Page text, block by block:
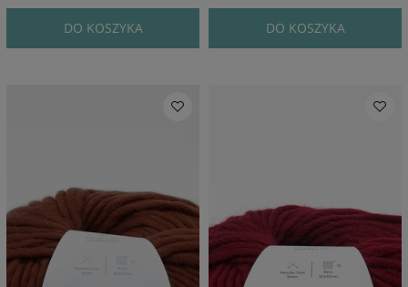
DO KOSZYKA DO KOSZYKA